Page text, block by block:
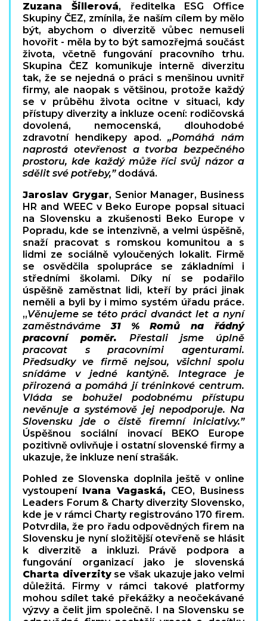
Zuzana Šillerová,
ředitelka ESG Office
Skupiny ČEZ, zmínila, že naším cílem by mělo
být, abychom o diverzitě vůbec nemuseli
hovořit - měla by to být samozřejmá součást
života, včetně fungování pracovního trhu.
Skupina ČEZ komunikuje interně diverzitu
tak, že se nejedná o práci s menšinou uvnitř
firmy, ale naopak s většinou, protože každý
se v průběhu života ocitne v situaci, kdy
přístupy diverzity a inkluze ocení: rodičovská
dovolená, nemocenská, dlouhodobé
zdravotní hendikepy apod. „Pomáhá nám
naprostá otevřenost a tvorba bezpečného
prostoru, kde každý může říci svůj názor a
sdělit své potřeby,” dodává.
Jaroslav Grygar, Senior Manager, Business
HR and WEEC v Beko Europe popsal situaci
na Slovensku a zkušenosti Beko Europe v
Popradu, kde se intenzivně, a velmi úspěšně,
snaží pracovat s romskou komunitou a s
lidmi ze sociálně vyloučených lokalit. Firmě
se osvědčila spolupráce se základními i
středními školami. Díky ní se podařilo
úspěšně zaměstnat lidi, kteří by práci jinak
neměli a byli by i mimo systém úřadu práce.
„Věnujeme se této práci dvanáct let a nyní
zaměstnáváme31 % Romů na řádný
pracovní poměr. Přestali jsme úplně
pracovat s pracovními agenturami.
Předsudky ve firmě nejsou, všichni spolu
snídáme v jedné kantýně. Integrace je
přirozená a pomáhá jí tréninkové centrum.
Vláda se bohužel podobnému přístupu
nevěnuje a systémově jej nepodporuje. Na
Slovensku jde o čistě firemní iniciativy.”
Úspěšnou sociální inovací BEKO Europe
pozitivně ovlivňuje i ostatní slovenské firmy a
ukazuje, že inkluze není strašák.
Pohled ze Slovenska doplnila ještě v online
vystoupení Ivana Vagaská, CEO, Business
Leaders Forum & Charty diverzity Slovensko,
kde je v rámci Charty registrováno 170 firem.
Potvrdila, že pro řadu odpovědných firem na
Slovensku je nyní složitější otevřeně se hlásit
k diverzitě a inkluzi. Právě podpora a
fungování organizací jako je slovenská
Charta diverzityse však ukazuje jako velmi
důležitá. Firmy v rámci takové platformy
mohou sdílet také překážky a neočekávané
výzvy a čelit jim společně. I na Slovensku se